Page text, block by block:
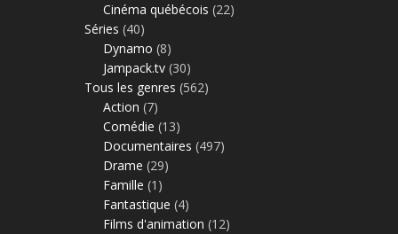
Cinéma québécois (22)
Séries (40)
Dynamo (8)
Jampack.tv (30)
Tous les genres (562)
Action (7)
Comédie (13)
Documentaires (497)
Drame (29)
Famille (1)
Fantastique (4)
Films d'animation (12)